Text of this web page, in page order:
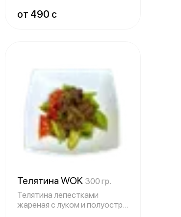
от 490 c
Телятина WOK 300 гр.
Телятина лепестками
жареная с луком и полуостры